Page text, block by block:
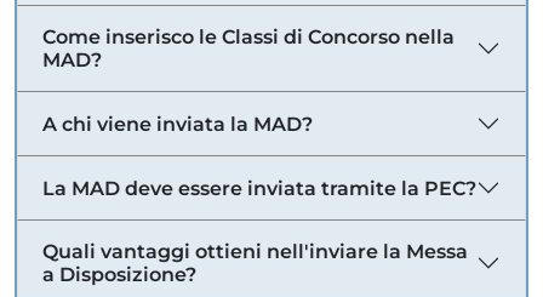
Come inserisco le Classi di Concorso nella
MAD?
A chi viene inviata la MAD?
La MAD deve essere inviata tramite la PEC?
Quali vantaggi ottieni nell'inviare la Messa
a Disposizione?